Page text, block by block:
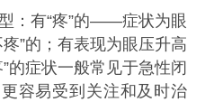
：有“疼”的——症状为眼
”的；有表现为眼压升高
的症状一般常见于急性闭
容易受到关注和及时治